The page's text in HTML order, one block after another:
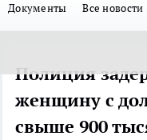
Документы Все новости
Полиция
женщину с
свыше 900